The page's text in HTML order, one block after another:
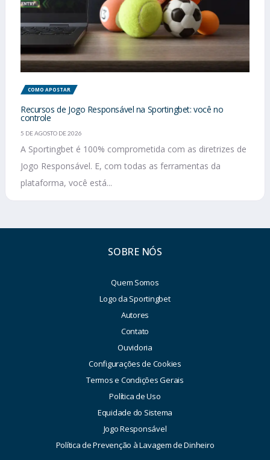
COMO APOSTAR
Recursos de Jogo Responsável na Sportingbet: você no
controle
5 DE AGOSTO DE 2026
A Sportingbet é 100% comprometida com as diretrizes de
Jogo Responsável. E, com todas as ferramentas da
plataforma, você está...
SOBRE NÓS
Quem Somos
Logo da Sportingbet
Autores
Contato
Ouvidoria
Configurações de Cookies
Termos e Condições Gerais
Política de Uso
Equidade do Sistema
Jogo Responsável
Política de Prevenção à Lavagem de Dinheiro